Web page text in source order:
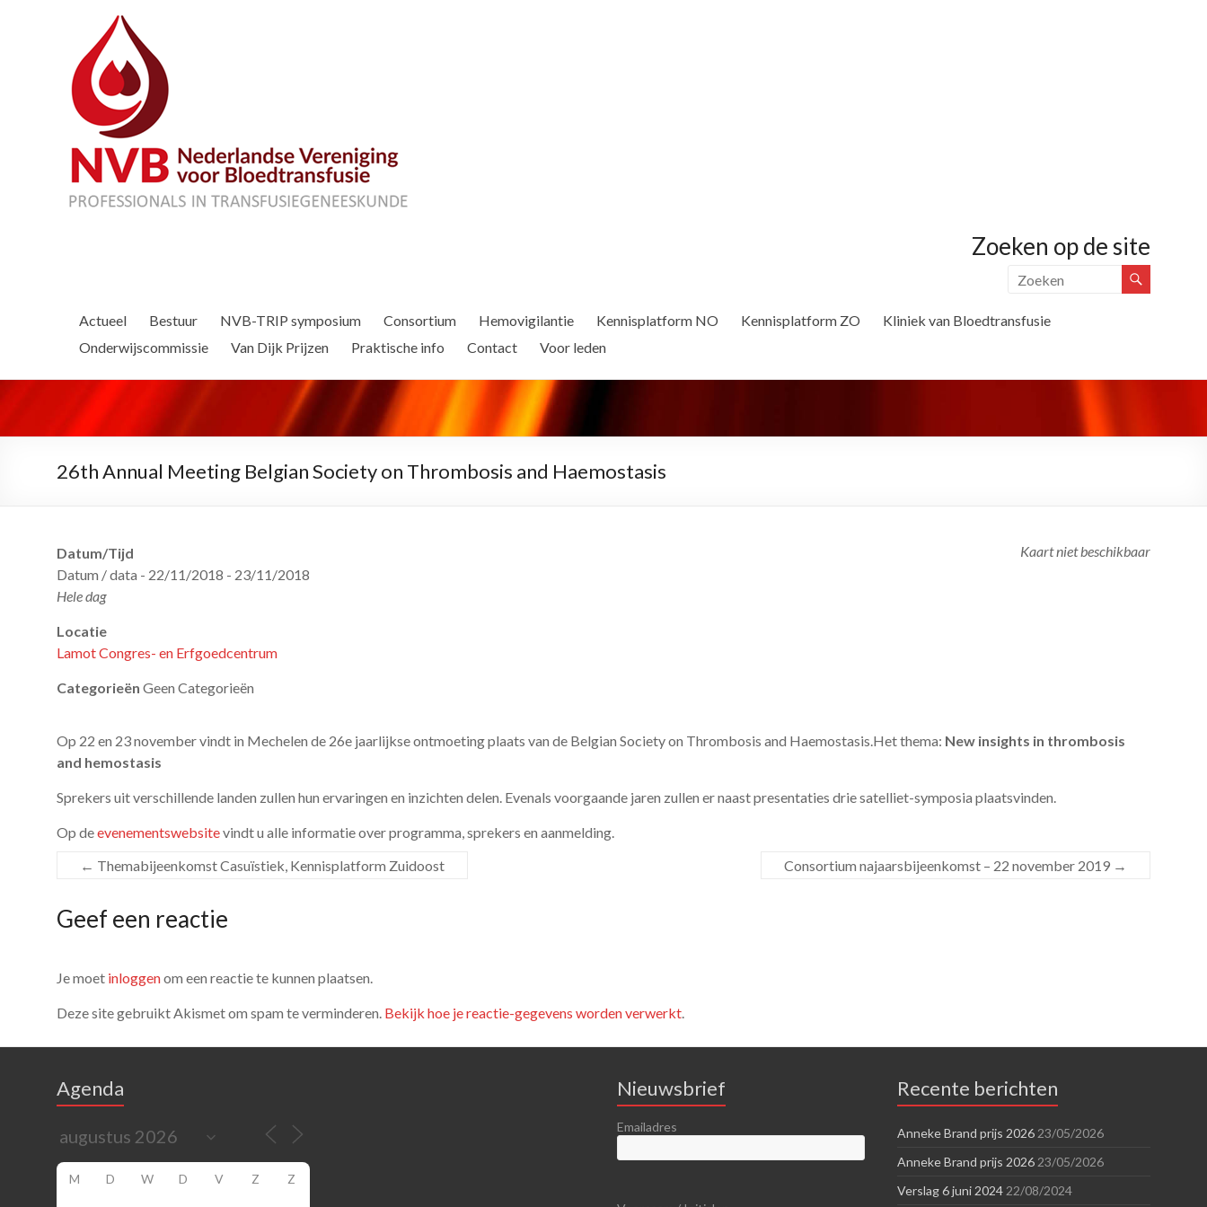
Zoeken op de site
Actueel Bestuur NVB-TRIP symposium Consortium Hemovigilantie Kennisplatform NO Kennisplatform ZO
Kliniek van Bloedtransfusie
Onderwijscommissie
Van Dijk Prijzen Praktische info Contact Voor leden
26th Annual Meeting Belgian Society on Thrombosis and Haemostasis
Kaart niet beschikbaar
Datum/Tijd
Datum / data - 22/11/2018 - 23/11/2018
Hele dag
Locatie
Lamot Congres- en Erfgoedcentrum
Categorieën Geen Categorieën
Op 22 en 23 november vindt in Mechelen de 26e jaarlijkse ontmoeting plaats van de Belgian Society on Thrombosis and Haemostasis.Het thema: New insights in thrombosis
and hemostasis
Sprekers uit verschillende landen zullen hun ervaringen en inzichten delen. Evenals voorgaande jaren zullen er naast presentaties drie satelliet-symposia plaatsvinden.
Op deevenementswebsitevindt u alle informatie over programma, sprekers en aanmelding.
← Themabijeenkomst Casuïstiek, Kennisplatform Zuidoost Consortium najaarsbijeenkomst – 22 november 2019 →
Geef een reactie
Je moet inloggenom een reactie te kunnen plaatsen.
Deze site gebruikt Akismet om spam te verminderen. Bekijk hoe je reactie-gegevens worden verwerkt.
Agenda
M D W D V Z Z
Nieuwsbrief
Emailadres
Recente berichten
Anneke Brand prijs 2026 23/05/2026
Anneke Brand prijs 2026 23/05/2026
Verslag 6 juni 2024 22/08/2024